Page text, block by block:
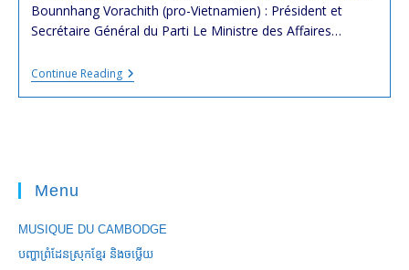
Bounnhang Vorachith (pro-Vietnamien) : Président et
Secrétaire Général du Parti Le Ministre des Affaires…
Continue Reading#laos
:
Congrès
Menu
MUSIQUE DU CAMBODGE
បញ្ហាព្រំដែនស្រុកខ្មែរ និងចឞ្លើយ